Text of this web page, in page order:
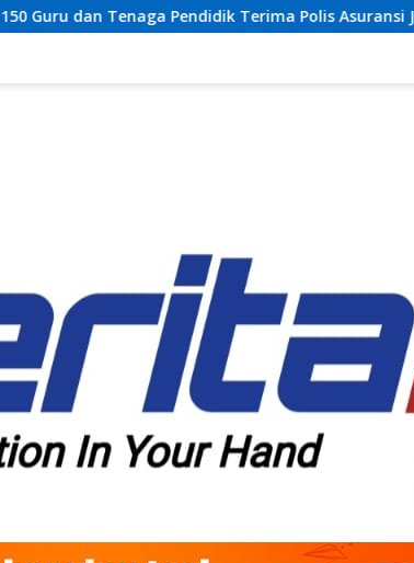
Polis Asuransi Jiwa Razia Insidentil